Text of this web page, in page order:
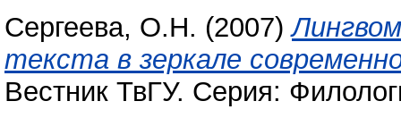
Сергеева, О.Н. (2007)
текста в зеркале
Вестник ТвГУ. Серия: